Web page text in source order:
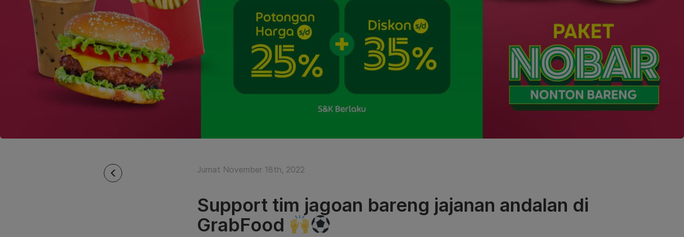
Jumat November 18th, 2022
Support tim jagoan bareng jajanan andalan di
GrabFood